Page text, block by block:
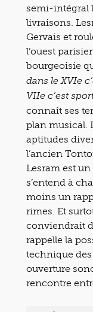
semi-intégral
livraisons.
Gervais et
l’ouest
bourgeoisie
dans le XVIe
VIIe c’est
connaît ses
plan musical.
aptitudes
l’ancien
Lesram est
s’entend à
moins un
rimes. Et
conviendrait
rappelle la
technique
ouverture
rencontre